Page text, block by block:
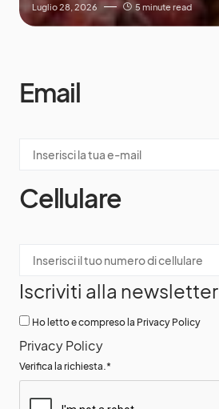
Luglio 28, 2026 5 minute read
Email
Cellulare
Iscriviti alla newsletter
Ho letto e compreso la Privacy Policy
Privacy Policy
Verifica la richiesta. *